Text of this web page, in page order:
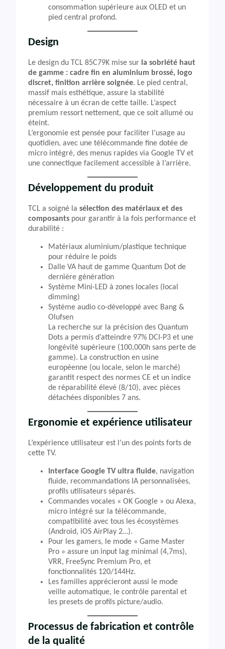
consommation supérieure aux OLED et un
pied central profond.
Design
Le design du TCL 85C79K mise sur la sobriété haut
de gamme : cadre fin en aluminium brossé, logo
discret, finition arrière soignée. Le pied central,
massif mais esthétique, assure la stabilité
nécessaire à un écran de cette taille. L’aspect
premium ressort nettement, que ce soit allumé ou
éteint.
L’ergonomie est pensée pour faciliter l’usage au
quotidien, avec une télécommande fine dotée de
micro intégré, des menus rapides via Google TV et
une connectique facilement accessible à l’arrière.
Développement du produit
TCL a soigné la sélection des matériaux et des
composants pour garantir à la fois performance et
durabilité :
Matériaux aluminium/plastique technique
pour réduire le poids
Dalle VA haut de gamme Quantum Dot de
dernière génération
Système Mini-LED à zones locales (local
dimming)
Système audio co-développé avec Bang &
Olufsen
La recherche sur la précision des Quantum
Dots a permis d’atteindre 97% DCI-P3 et une
longévité supérieure (100,000h sans perte de
gamme). La construction en usine
européenne (ou locale, selon le marché)
garantit respect des normes CE et un indice
de réparabilité élevé (8/10), avec pièces
détachées disponibles 7 ans.
Ergonomie et expérience utilisateur
L’expérience utilisateur est l’un des points forts de
cette TV.
Interface Google TV ultra fluide, navigation
fluide, recommandations IA personnalisées,
profils utilisateurs séparés.
Commandes vocales « OK Google » ou Alexa,
micro intégré sur la télécommande,
compatibilité avec tous les écosystèmes
(Android, iOS AirPlay 2…).
Pour les gamers, le mode « Game Master
Pro » assure un input lag minimal (4,7ms),
VRR, FreeSync Premium Pro, et
fonctionnalités 120/144Hz.
Les familles apprécieront aussi le mode
veille automatique, le contrôle parental et
les presets de profils picture/audio.
Processus de fabrication et contrôle
de la qualité